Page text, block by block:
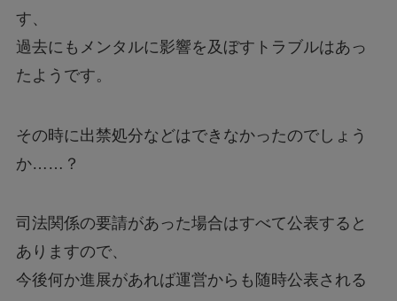
す、
過去にもメンタルに影響を及ぼすトラブルはあっ
たようです。
その時に出禁処分などはできなかったのでしょう
か……？
司法関係の要請があった場合はすべて公表すると
ありますので、
今後何か進展があれば運営からも随時公表される